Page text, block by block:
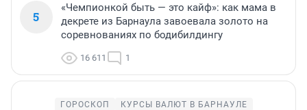
5
«Чемпионкой быть — это кайф»: как мама в
декрете из Барнаула завоевала золото на
соревнованиях по бодибилдингу
16 611 1
ГОРОСКОП
КУРСЫ ВАЛЮТ В БАРНАУЛЕ